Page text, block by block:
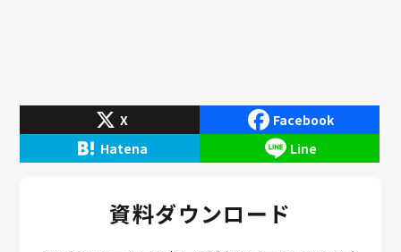
X
Facebook
Hatena
Line
資料ダウンロード